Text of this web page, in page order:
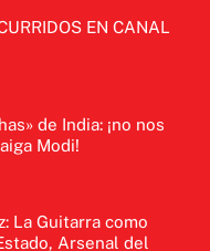
EN CANAL
de India: ¡no nos
Modi!
La Guitarra como
Arsenal del